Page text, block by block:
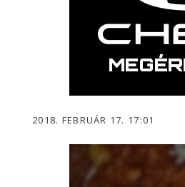
2018. FEBRUÁR 17. 17:01